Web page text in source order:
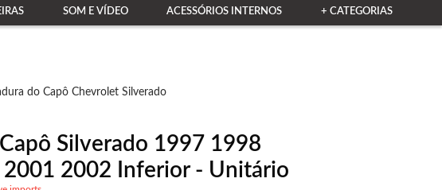
SOM E VÍDEO ACESSÓRIOS INTERNOS + CATEGORIAS
do Capô Chevrolet Silverado
Silverado 1997 1998
2002 Inferior - Unitário